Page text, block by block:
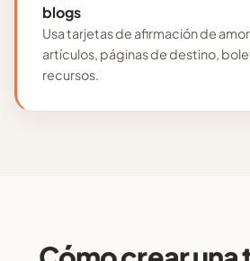
blogs
Usa tarjetas de afirmación de
artículos, páginas de destino,
recursos.